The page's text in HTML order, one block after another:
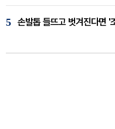
5 손발톱 들뜨고 벗겨진다면 '